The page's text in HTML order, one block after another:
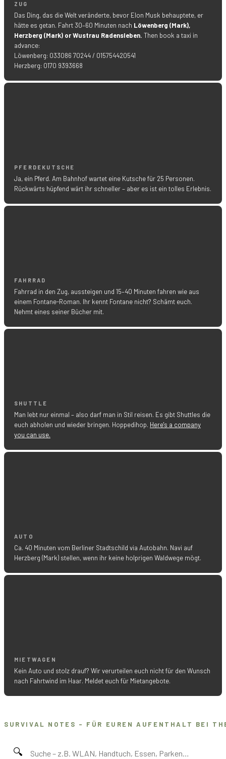
ZUG
Das Ding, das die Welt veränderte, bevor Elon Musk behauptete, er
hätte es getan. Fahrt 30–60 Minuten nach Löwenberg (Mark),
Herzberg (Mark) or Wustrau Radensleben. Then book a taxi in
advance:
Löwenberg: 033086 70244 / 015754420541
Herzberg: 0170 9393668
PFERDEKUTSCHE
Ja, ein Pferd. Am Bahnhof wartet eine Kutsche für 25 Personen.
Rückwärts hüpfend wärt ihr schneller – aber es ist ein tolles Erlebnis.
FAHRRAD
Fahrrad in den Zug, aussteigen und 15–40 Minuten fahren wie aus
einem Fontane-Roman. Ihr kennt Fontane nicht? Schämt euch.
Nehmt eines seiner Bücher mit.
SHUTTLE
Man lebt nur einmal – also darf man in Stil reisen. Es gibt Shuttles die
euch abholen und wieder bringen. Hoppedihop. Here's a company
you can use.
AUTO
Ca. 40 Minuten vom Berliner Stadtschild via Autobahn. Navi auf
Herzberg (Mark) stellen, wenn ihr keine holprigen Waldwege mögt.
MIETWAGEN
Kein Auto und stolz drauf? Wir verurteilen euch nicht für den Wunsch
nach Fahrtwind im Haar. Meldet euch für Mietangebote.
SURVIVAL NOTES – FÜR EUREN AUFENTHALT BEI
🔍